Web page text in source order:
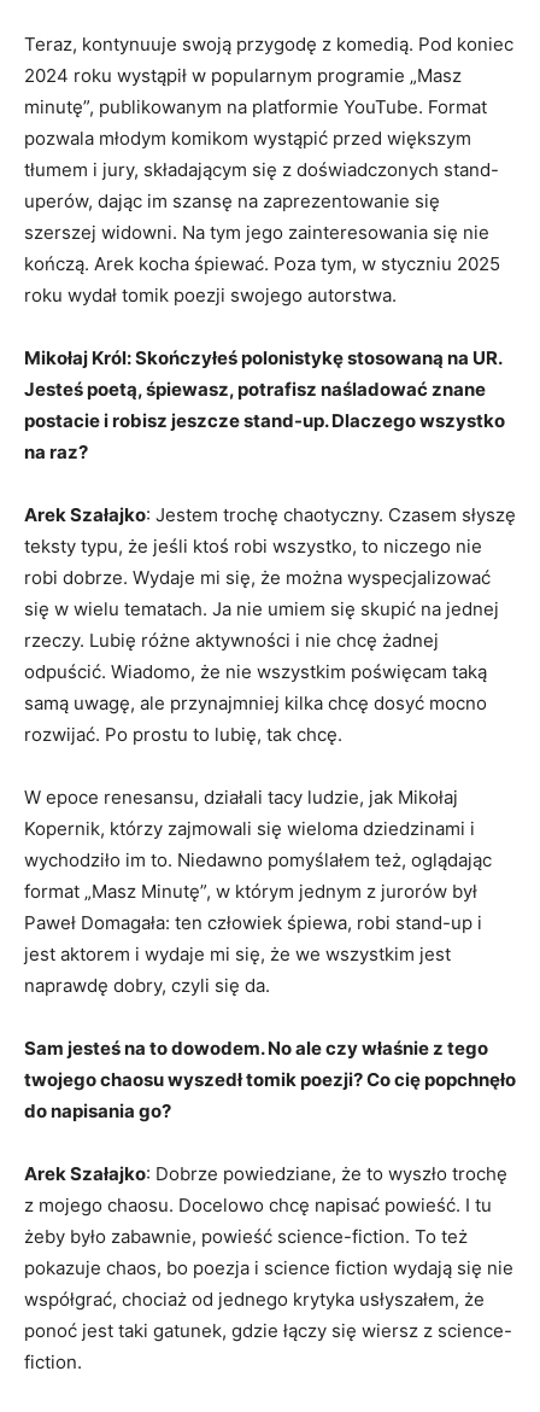
Teraz, kontynuuje swoją przygodę z komedią. Pod koniec
2024 roku wystąpił w popularnym programie „Masz
minutę”, publikowanym na platformie YouTube. Format
pozwala młodym komikom wystąpić przed większym
tłumem i jury, składającym się z doświadczonych stand-
uperów, dając im szansę na zaprezentowanie się
szerszej widowni. Na tym jego zainteresowania się nie
kończą. Arek kocha śpiewać. Poza tym, w styczniu 2025
roku wydał tomik poezji swojego autorstwa.
Mikołaj Król: Skończyłeś polonistykę stosowaną na UR.
Jesteś poetą, śpiewasz, potrafisz naśladować znane
postacie i robisz jeszcze stand-up. Dlaczego wszystko
na raz?
Arek Szałajko: Jestem trochę chaotyczny. Czasem słyszę
teksty typu, że jeśli ktoś robi wszystko, to niczego nie
robi dobrze. Wydaje mi się, że można wyspecjalizować
się w wielu tematach. Ja nie umiem się skupić na jednej
rzeczy. Lubię różne aktywności i nie chcę żadnej
odpuścić. Wiadomo, że nie wszystkim poświęcam taką
samą uwagę, ale przynajmniej kilka chcę dosyć mocno
rozwijać. Po prostu to lubię, tak chcę.
W epoce renesansu, działali tacy ludzie, jak Mikołaj
Kopernik, którzy zajmowali się wieloma dziedzinami i
wychodziło im to. Niedawno pomyślałem też, oglądając
format „Masz Minutę”, w którym jednym z jurorów był
Paweł Domagała: ten człowiek śpiewa, robi stand-up i
jest aktorem i wydaje mi się, że we wszystkim jest
naprawdę dobry, czyli się da.
Sam jesteś na to dowodem. No ale czy właśnie z tego
twojego chaosu wyszedł tomik poezji? Co cię popchnęło
do napisania go?
Arek Szałajko: Dobrze powiedziane, że to wyszło trochę
z mojego chaosu. Docelowo chcę napisać powieść. I tu
żeby było zabawnie, powieść science-fiction. To też
pokazuje chaos, bo poezja i science fiction wydają się nie
współgrać, chociaż od jednego krytyka usłyszałem, że
ponoć jest taki gatunek, gdzie łączy się wiersz z science-
fiction.